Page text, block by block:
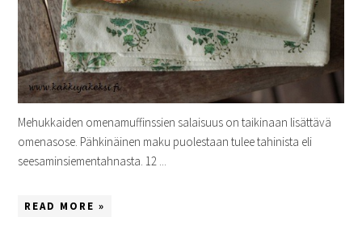
Mehukkaiden omenamuffinssien salaisuus on taikinaan lisättävä
omenasose. Pähkinäinen maku puolestaan tulee tahinista eli
seesaminsiementahnasta. 12 ...
READ MORE »